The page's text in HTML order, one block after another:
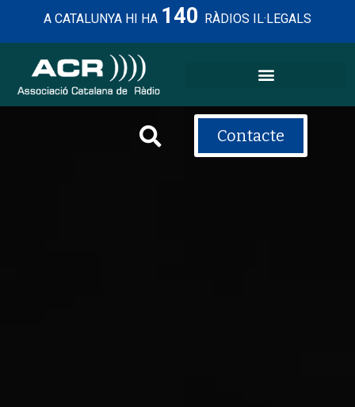
A CATALUNYA HI HA 140 RÀDIOS IL·LEGALS
Contacte